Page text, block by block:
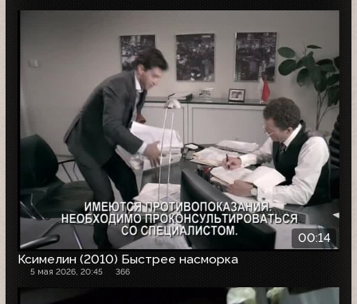
00:14
Ксимелин (2010) Быстрее насморка
5 мая 2026, 20:45 366